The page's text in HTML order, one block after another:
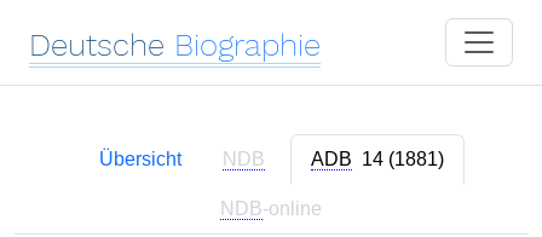
Deutsche Biographie
Übersicht NDB ADB 14 (1881)
NDB-online